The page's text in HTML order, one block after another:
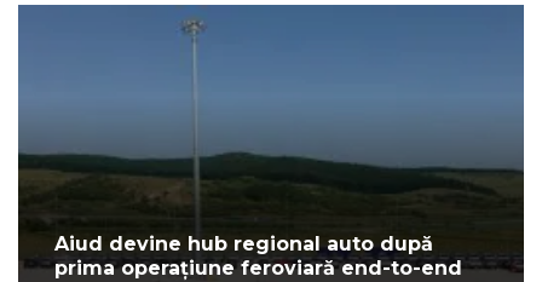
Aiud devine hub regional auto după
prima operațiune feroviară end-to-end